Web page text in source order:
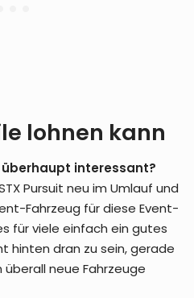
lohnen kann
interessant?
Pursuit neu im Umlauf und
Fahrzeug für diese Event-
für viele einfach ein gutes
hinten dran zu sein, gerade
überall neue Fahrzeuge